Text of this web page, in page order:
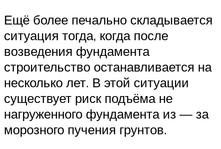
Ещё более печально складывается
ситуация тогда, когда после
возведения фундамента
строительство останавливается на
несколько лет. В этой ситуации
существует риск подъёма не
нагруженного фундамента из — за
морозного пучения грунтов.